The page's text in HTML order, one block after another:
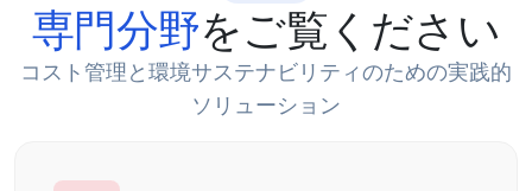
専門分野をご覧ください
コスト管理と環境サステナビリティのための実践的
ソリューション